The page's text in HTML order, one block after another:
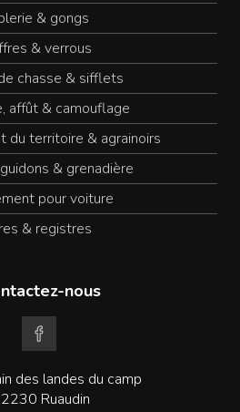
& gongs
& verrous
chasse & sifflets
affût & camouflage
du territoire & agrainoirs
& grenadière
pour voiture
& registres
nous
des landes du camp
Ruaudin